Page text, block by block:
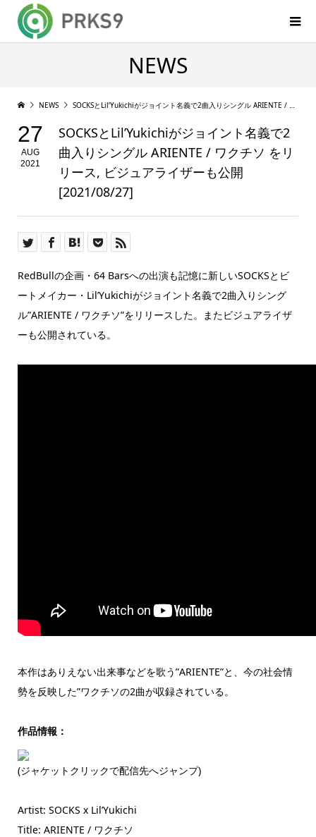
NEWS
NEWS SOCKSとLil’Yukichiがジョイント名義で2曲入りシングル ARIENTE / ワクチソ をリリース, ビジュアライザーも公開 [2021/08/27]
27
AUG
2021
SOCKSとLil’Yukichiがジョイント名義で2
曲入りシングル ARIENTE / ワクチソ をリ
リース, ビジュアライザーも公開
[2021/08/27]
RedBullの企画・64 Barsへの出演も記憶に新しいSOCKSとビ
ートメイカー・Lil’Yukichiがジョイント名義で2曲入りシング
ル”ARIENTE / ワクチソ”をリリースした。またビジュアライザ
ーも公開されている。
本作はありえない出来事などを歌う”ARIENTE”と、今の社会情
勢を反映した”ワクチソの2曲が収録されている。
作品情報：
(ジャケットクリックで配信先へジャンプ)
Artist: SOCKS x Lil’Yukichi
Title: ARIENTE / ワクチソ